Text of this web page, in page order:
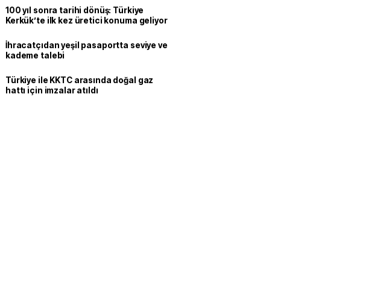
100 yıl sonra tarihi dönüş: Türkiye
Kerkük’te ilk kez üretici konuma geliyor
İhracatçıdan yeşil pasaportta seviye ve
kademe talebi
Türkiye ile KKTC arasında doğal gaz
hattı için imzalar atıldı